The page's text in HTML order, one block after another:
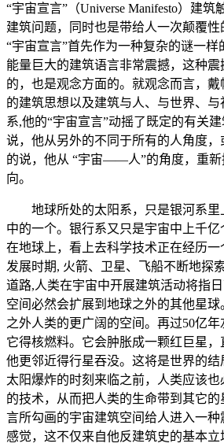
“宇宙宣言”（Universe Manifesto）建筑
建筑问题，同时也是带给人一次颠覆性
“宇宙宣言”首先作为一种复杂的谜一样
能量巨大的建筑语言非常震撼，这种震
的，也是观念方面的。就观念而言，
的建筑思想以及建筑与人、与世界、
系,他的“宇宙宣言”动摇了既定的有关
说，他从另外的不同于所有的人角度，
的说，他从 “宇宙——人”的角度，重新
向。
地球所处的太阳系，只是银河系里
中的一个。银行系又只是宇宙中上千亿
在地球上，看上去科学技术正在经历
发展时期, 火箭、卫星、飞船不断地探
道路,人类在宇宙中开展建筑活动将指
空间必然会扩展到地球之外的其他星
之外人类的更广阔的空间。再过50亿
它得核燃料。它会肿胀成一颗红巨星
他更邻近得行星吞没。这将是世界的结
太阳爆炸的时刻来临之前，人类应该
的技术，从而把人类的生命带到其它
言所勾画的宇宙建筑空间给人进入一种
感觉，这不仅来自他反建筑史的基本立